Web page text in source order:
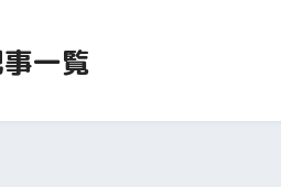
一覧